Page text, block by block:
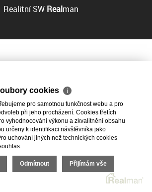
Realitní SW Realman
cookies ℹ
pro samotnou funkčnost webu a pro
při jeho procházení. Cookies třetích
vyhodnocování výkonu a zkvalitnění obsahu
určeny k identifikaci návštěvníka jako
uchování jiných než technických cookies
Odmítnout Přijímám vše